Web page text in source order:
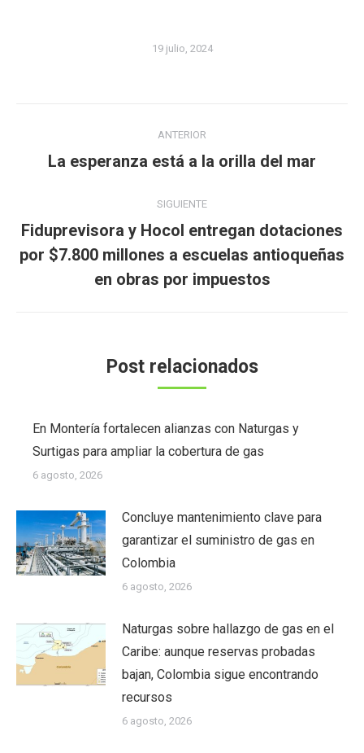
19 julio, 2024
entre
publicaciones
ANTERIOR
Publicación
La esperanza está a la orilla del mar
SIGUIENTE
Publicación
siguiente:
Fiduprevisora y Hocol entregan dotaciones
por $7.800 millones a escuelas antioqueñas
en obras por impuestos
Post relacionados
En Montería fortalecen alianzas con Naturgas y
Surtigas para ampliar la cobertura de gas
6 agosto, 2026
Concluye mantenimiento clave para
garantizar el suministro de gas en
Colombia
6 agosto, 2026
Naturgas sobre hallazgo de gas en el
Caribe: aunque reservas probadas
bajan, Colombia sigue encontrando
recursos
6 agosto, 2026